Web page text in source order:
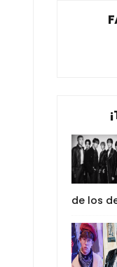
de los